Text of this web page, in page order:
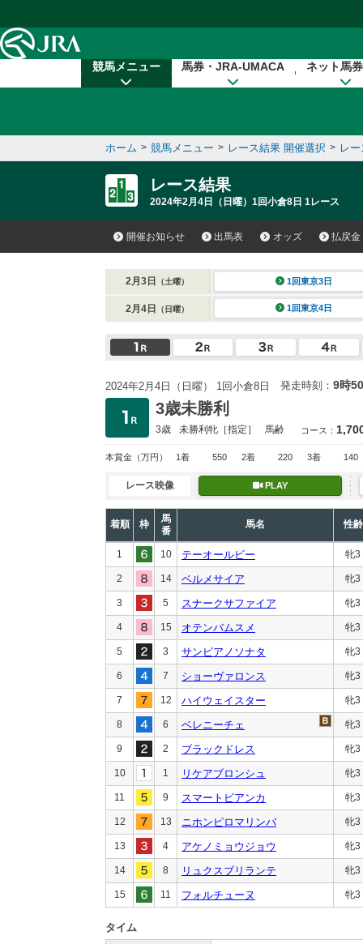
競馬メニュー 馬券・JRA-UMACA ネット馬
ホーム > 競馬メニュー > レース結果 開催選択 > レ
レース結果
2024年2月4日（日曜）1回小倉8日 1レース
開催お知らせ 出馬表 オッズ 払戻金
2月3日 （土曜） 1回東京3日
2月4日 （日曜） 1回東京4日
2024年2月4日（日曜） 1回小倉8日 発走時刻： 9時
3歳未勝利
3歳 未勝利牝［指定］ 馬齢 コース：
本賞金 （万円） 1着 550 2着 220 3着 140
レース映像 PLAY
着順 枠
馬
番
馬名 性齢
1 10 テーオールビー 牝3
2 14 ベルメサイア 牝3
3 5 スナークサファイア 牝3
4 15 オテンバムスメ 牝3
5 3 サンピアノソナタ 牝3
6 7 ショーヴァロンス 牝3
7 12 ハイウェイスター 牝3
8 6 ベレニーチェ 牝3
9 2 ブラックドレス 牝3
10 1 リケアブロンシュ 牝3
11 9 スマートビアンカ 牝3
12 13 ニホンピロマリンバ 牝3
13 4 アケノミョウジョウ 牝3
14 8 リュクスブリランテ 牝3
15 11 フォルチューヌ 牝3
タイム